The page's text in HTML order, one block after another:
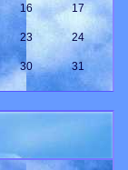
16 17
23 24
30 31